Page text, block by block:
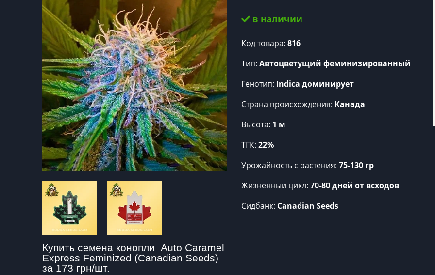
Купить семена конопли  Auto Caramel
Express Feminized (Canadian Seeds)
за 173 грн/шт.
в наличии
Код товара: 816
Тип: Автоцветущий феминизированный
Генотип: Indica доминирует
Страна происхождения: Канада
Высота: 1 м
ТГК: 22%
Урожайность c растения: 75-130 гр
Жизненный цикл: 70-80 дней от всходов
Сидбанк: Canadian Seeds